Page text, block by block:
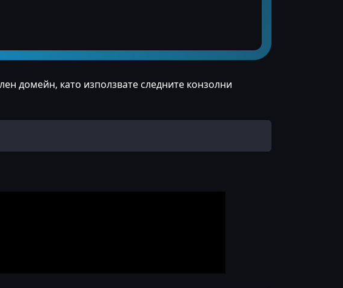
домейн, като използвате следните конзолни